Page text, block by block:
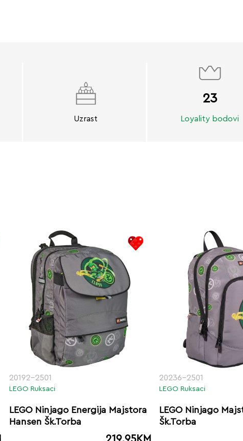
Uzrast
23
Loyality bodovi
20192-2501
LEGO Ruksaci
LEGO Ninjago Energija Majstora
Hansen Šk.Torba
20236-2501
LEGO Ruksaci
LEGO Ninjago
Šk.Torba